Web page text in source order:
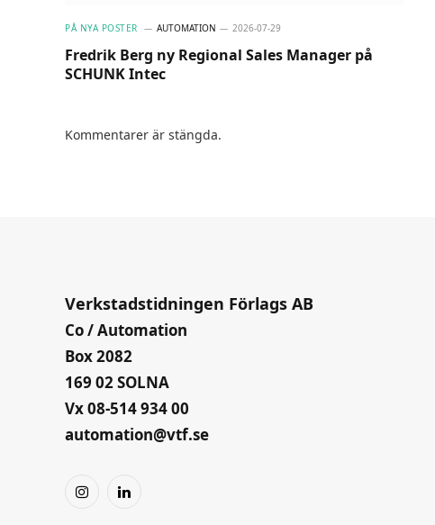
PÅ NYA POSTER AUTOMATION 2026-07-29
Fredrik Berg ny Regional Sales Manager på
SCHUNK Intec
Kommentarer är stängda.
Verkstadstidningen Förlags AB
Co / Automation
Box 2082
169 02 SOLNA
Vx 08-514 934 00
automation@vtf.se
InstagramLinkedIn